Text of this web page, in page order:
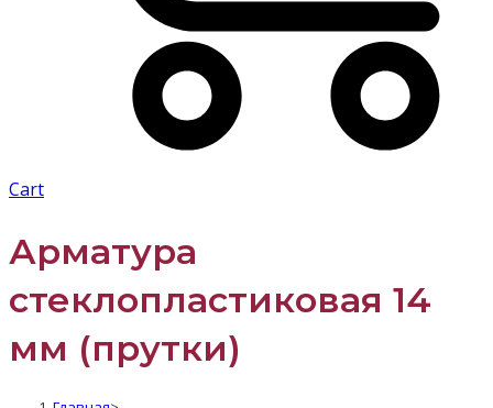
Cart
Арматура
cтеклопластиковая 14
мм (прутки)